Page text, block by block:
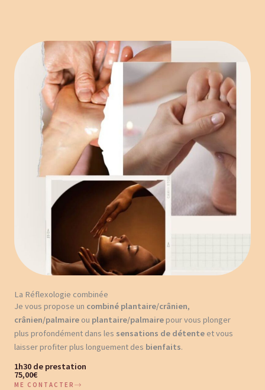
La Réflexologie combinée
Je vous propose un combiné plantaire/crânien,
crânien/palmaire ou plantaire/palmairepour vous plonger
plus profondément dans les sensations de détente et vous
laisser profiter plus longuement des bienfaits.
1h30 de prestation
75,00€
ME CONTACTER